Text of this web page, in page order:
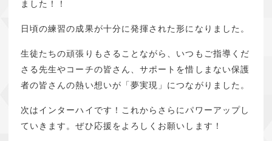
ました！！
日頃の練習の成果が十分に発揮された形になりました。
生徒たちの頑張りもさることながら、いつもご指導くだ
さる先生やコーチの皆さん、サポートを惜しまない保護
者の皆さんの熱い想いが「夢実現」につながりました。
次はインターハイです！これからさらにパワーアップし
ていきます。ぜひ応援をよろしくお願いします！